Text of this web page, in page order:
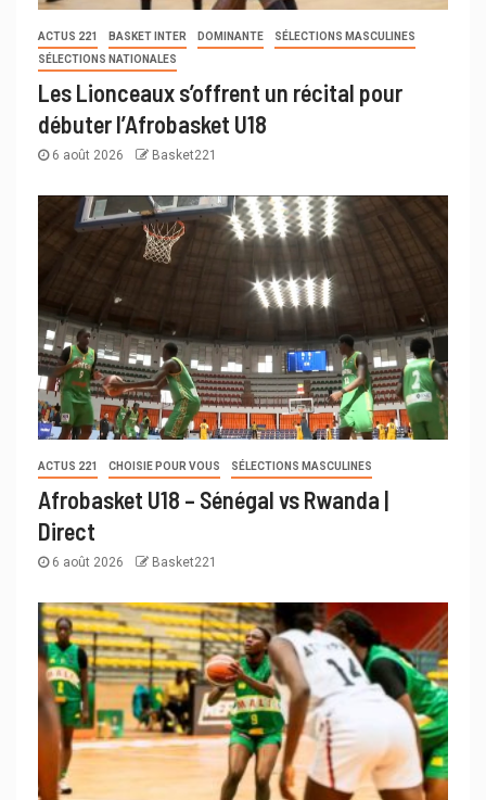
ACTUS 221 BASKET INTER DOMINANTE
SÉLECTIONS MASCULINES
SÉLECTIONS NATIONALES
Les Lionceaux s’offrent un récital pour
débuter l’Afrobasket U18
6 août 2026 Basket221
ACTUS 221 CHOISIE POUR VOUS SÉLECTIONS MASCULINES
Afrobasket U18 – Sénégal vs Rwanda |
Direct
6 août 2026 Basket221